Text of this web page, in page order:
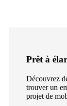
Prêt à
Découvrez
trouver un
projet de